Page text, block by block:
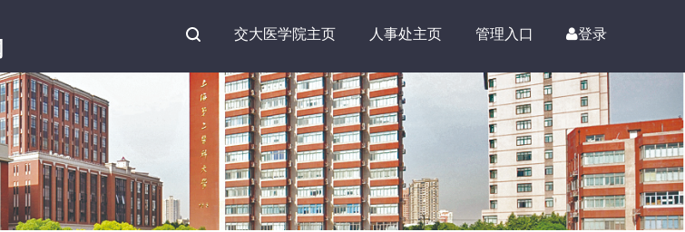
交大医学院主页 人事处主页 管理入口 登录
Search